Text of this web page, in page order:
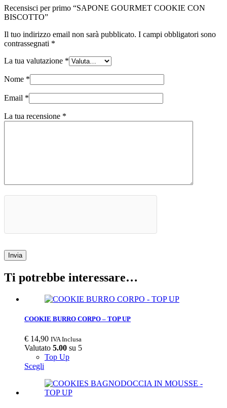
Recensisci per primo “SAPONE GOURMET COOKIE CON
BISCOTTO”
Il tuo indirizzo email non sarà pubblicato. I campi obbligatori sono
contrassegnati *
La tua valutazione *
Nome *
Email *
La tua recensione *
Invia
Ti potrebbe interessare…
COOKIE BURRO CORPO – TOP UP
€ 14,90 IVA Inclusa
Valutato 5.00 su 5
Top Up
Scegli